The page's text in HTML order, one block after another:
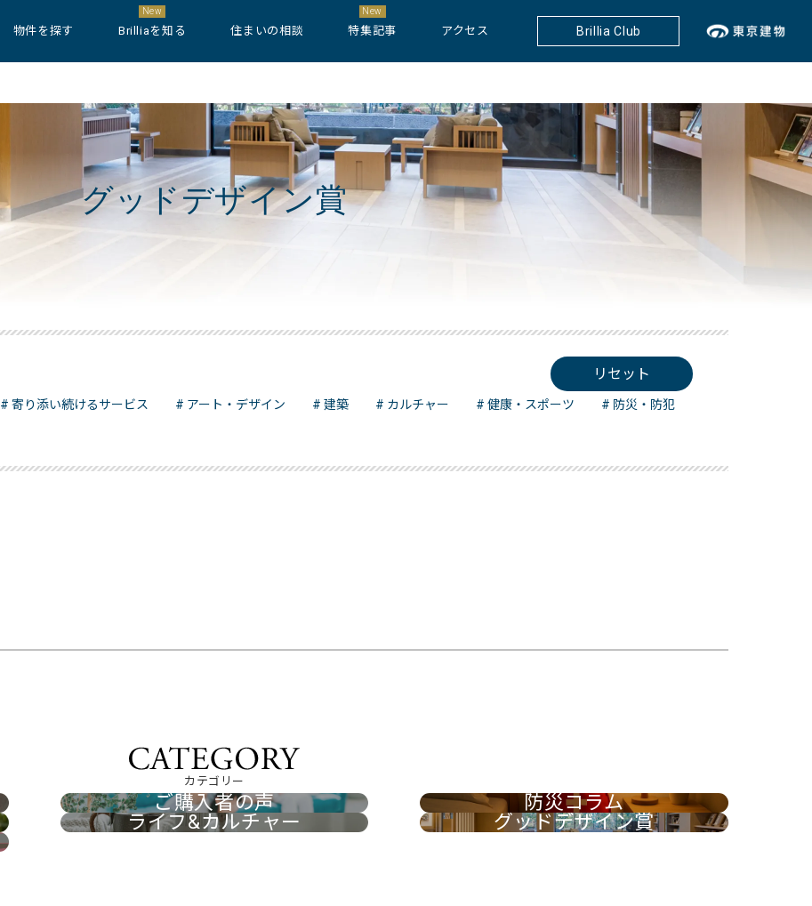
物件を探す
New
Brilliaを知る 住まいの相談 特集記事
New
アクセス Brillia Club
グッドデザイン賞
リセット
# 寄り添い続けるサービス # アート・デザイン # 建築 # カルチャー # 健康・スポーツ
# 防災・防犯
カテゴリー
ご購入者の声
防災コラム
ライフ&カルチャー
グッドデザイン賞